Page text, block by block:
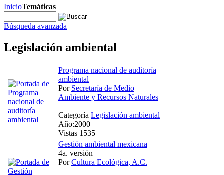
InicioTemáticas
Búsqueda avanzada
Legislación ambiental
Programa nacional de auditoría
ambiental
Por Secretaría de Medio
Ambiente y Recursos Naturales
Categoría Legislación ambiental
Año:2000
Vistas 1535
Gestión ambiental mexicana
4a. versión
PorCultura Ecológica, A.C.